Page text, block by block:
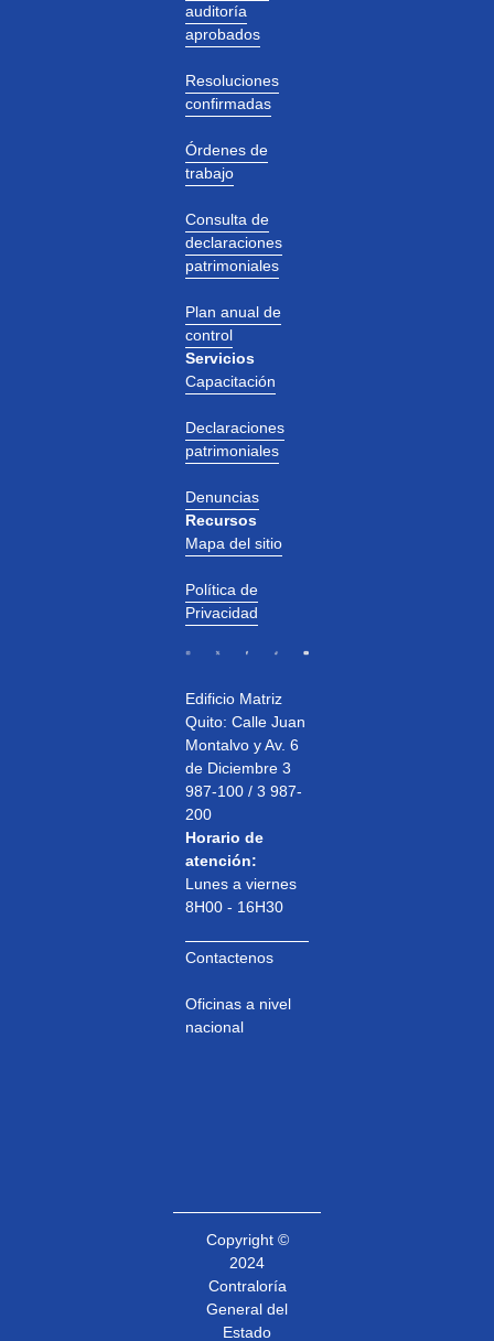
auditoría
aprobados
Resoluciones
confirmadas
Órdenes de
trabajo
Consulta de
declaraciones
patrimoniales
Plan anual de
control
Servicios
Capacitación
Declaraciones
patrimoniales
Denuncias
Recursos
Mapa del sitio
Política de
Privacidad
Edificio Matriz
Quito: Calle Juan
Montalvo y Av. 6
de Diciembre 3
987-100 / 3 987-
200
Horario de
atención:
Lunes a viernes
8H00 - 16H30
Contactenos
Oficinas a nivel
nacional
Copyright ©
2024
Contraloría
General del
Estado